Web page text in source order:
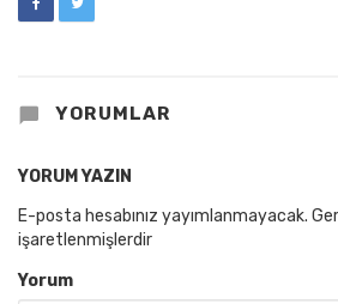
YORUMLAR
YORUM YAZIN
E-posta hesabınız yayımlanmayacak.
işaretlenmişlerdir
Yorum